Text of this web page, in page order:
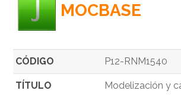
MOCBASE
CÓDIGO P12-RNM1540
TÍTULO
Modelización y